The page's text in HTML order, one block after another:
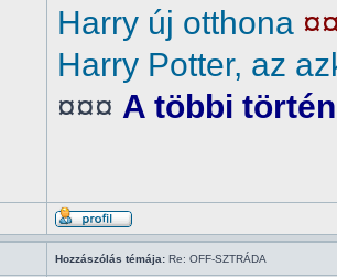
Harry új otthona
Harry Potter, az
¤¤¤ A többi
Hozzászólás témája: Re: OFF-SZTRÁDA